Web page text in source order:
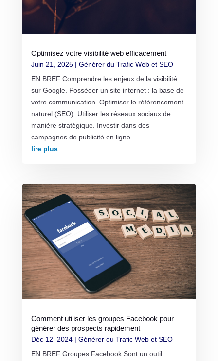
Optimisez votre visibilité web efficacement
Juin 21, 2025| Générer du Trafic Web et SEO
EN BREF Comprendre les enjeux de la visibilité
sur Google. Posséder un site internet : la base de
votre communication. Optimiser le référencement
naturel (SEO). Utiliser les réseaux sociaux de
manière stratégique. Investir dans des
campagnes de publicité en ligne...
lire plus
Comment utiliser les groupes Facebook pour
générer des prospects rapidement
Déc 12, 2024| Générer du Trafic Web et SEO
EN BREF Groupes Facebook Sont un outil